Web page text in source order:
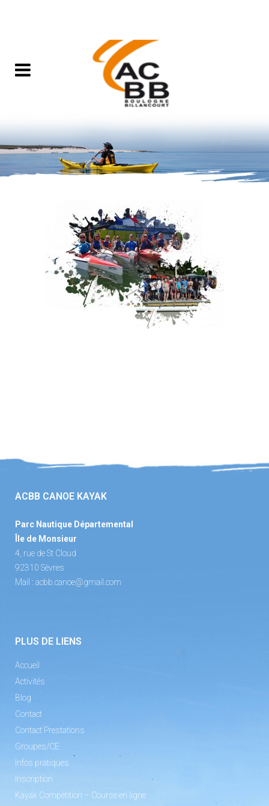
ACBB CANOE KAYAK
Parc Nautique Départemental
Île de Monsieur
4, rue de St Cloud
92310 Sèvres
Mail : acbb.canoe@gmail.com
PLUS DE LIENS
Accueil
Activités
Blog
Contact
Contact Prestations
Groupes/CE
Infos pratiques
Inscription
Kayak Compétition – Course en ligne